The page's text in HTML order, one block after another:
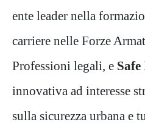
ente leader nella
carriere nelle Forze
Professioni legali, e
innovativa ad interesse
sulla sicurezza urbana e